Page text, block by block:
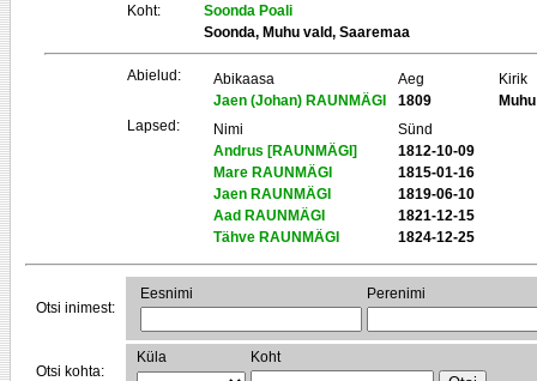
Koht:
Soonda Poali
Soonda, Muhu vald, Saaremaa
Abielud: Abikaasa Aeg
Kirik
Jaen (Johan) RAUNMÄGI
1809
Muhu
Lapsed:
Nimi
Sünd
Andrus [RAUNMÄGI]
1812-10-09
Mare RAUNMÄGI
1815-01-16
Jaen RAUNMÄGI
1819-06-10
Aad RAUNMÄGI
1821-12-15
Tähve RAUNMÄGI
1824-12-25
Otsi inimest:
Eesnimi Perenimi
Otsi kohta:
Küla Koht